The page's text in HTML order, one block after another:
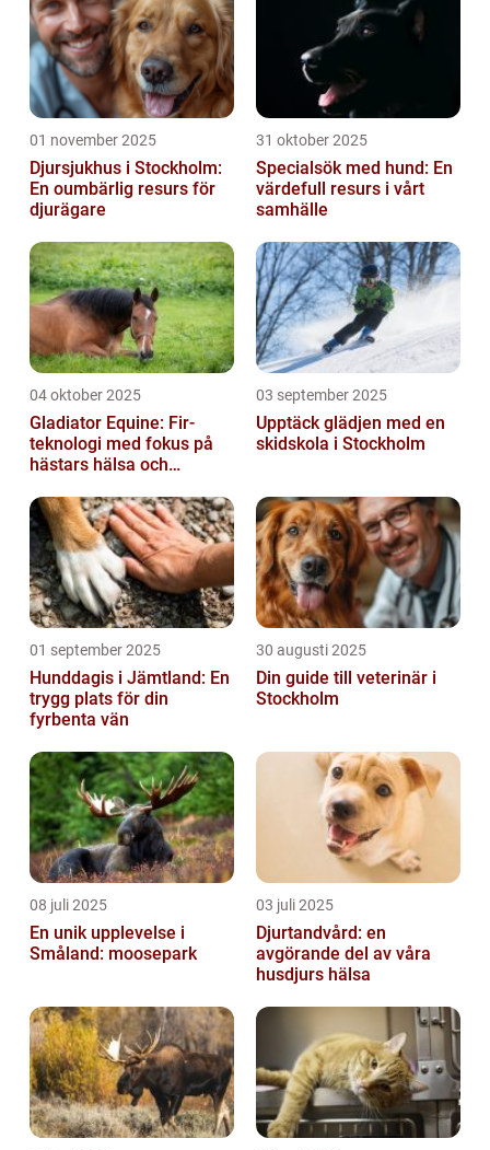
01 november 2025
Djursjukhus i Stockholm:
En oumbärlig resurs för
djurägare
31 oktober 2025
Specialsök med hund: En
värdefull resurs i vårt
samhälle
04 oktober 2025
Gladiator Equine: Fir-
teknologi med fokus på
hästars hälsa och
03 september 2025
Upptäck glädjen med en
skidskola i Stockholm
01 september 2025
Hunddagis i Jämtland: En
trygg plats för din
fyrbenta vän
30 augusti 2025
Din guide till veterinär i
Stockholm
08 juli 2025
En unik upplevelse i
Småland: moosepark
03 juli 2025
Djurtandvård: en
avgörande del av våra
husdjurs hälsa